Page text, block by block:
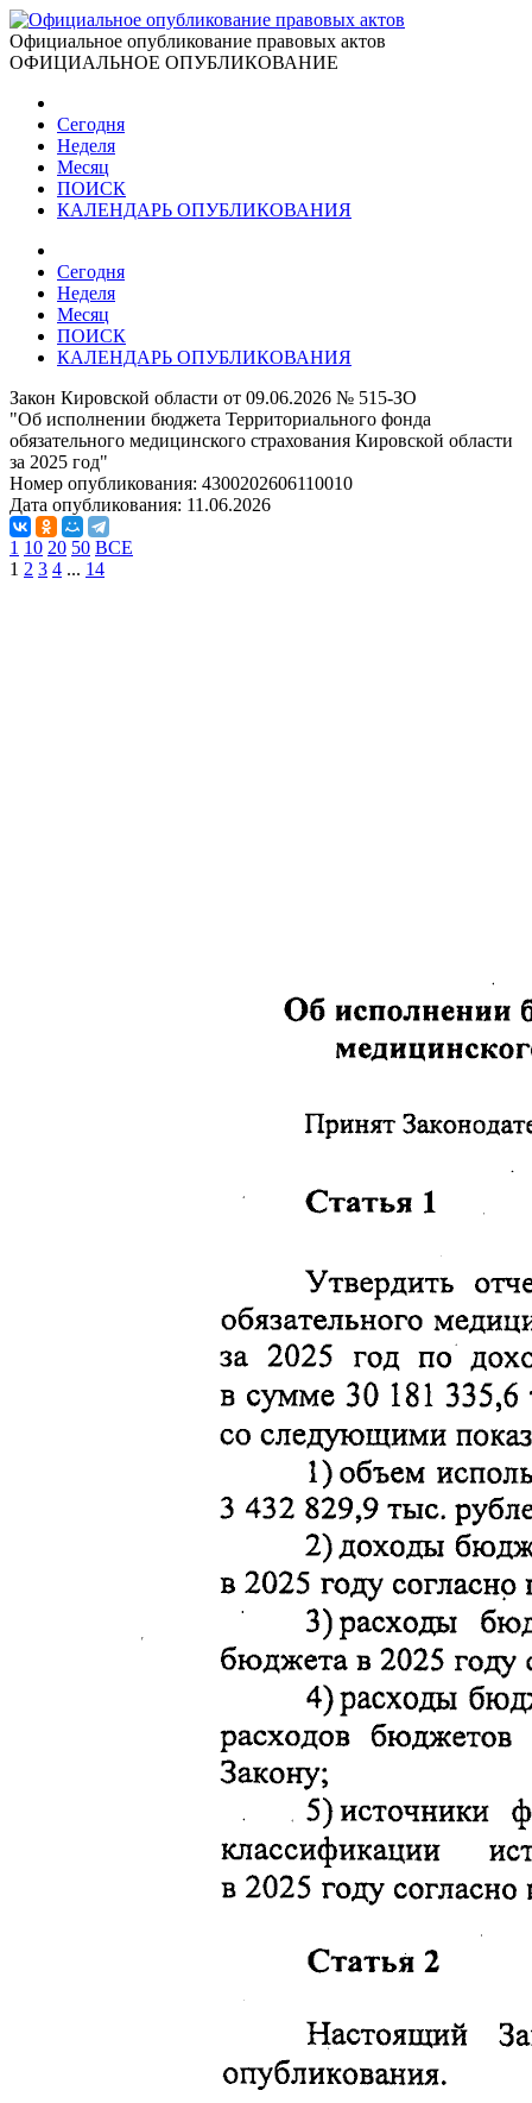
Официальное опубликование правовых актов
ОФИЦИАЛЬНОЕ ОПУБЛИКОВАНИЕ
Сегодня
Неделя
Месяц
ПОИСК
КАЛЕНДАРЬ ОПУБЛИКОВАНИЯ
Сегодня
Неделя
Месяц
ПОИСК
КАЛЕНДАРЬ ОПУБЛИКОВАНИЯ
Закон Кировской области от 09.06.2026 № 515-ЗО
"Об исполнении бюджета Территориального фонда
обязательного медицинского страхования Кировской области
за 2025 год"
Номер опубликования: 4300202606110010
Дата опубликования: 11.06.2026
1 10 20 50 ВСЕ
1 2 3 4 ... 14